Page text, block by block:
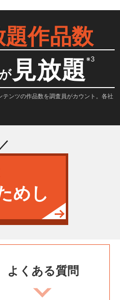
作品数
見放題※3
ンツの作品数を調査員がカウント。各社
めし
よくある質問